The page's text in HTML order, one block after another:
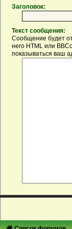
Заголовок:
Текст сообщения:
Сообщение будет
него HTML или
показываться ваш